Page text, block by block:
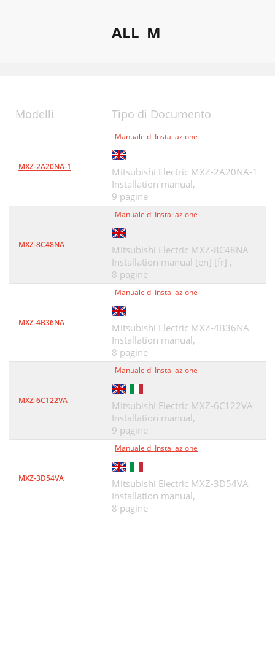
ALL M
Modelli Tipo di Documento
MXZ-2A20NA-1
Manuale di Installazione
Mitsubishi Electric MXZ-2A20NA-1
Installation manual,
9 pagine
MXZ-8C48NA
Manuale di Installazione
Mitsubishi Electric MXZ-8C48NA
Installation manual [en] [fr] ,
8 pagine
MXZ-4B36NA
Manuale di Installazione
Mitsubishi Electric MXZ-4B36NA
Installation manual,
8 pagine
MXZ-6C122VA
Manuale di Installazione
Mitsubishi Electric MXZ-6C122VA
Installation manual,
9 pagine
MXZ-3D54VA
Manuale di Installazione
Mitsubishi Electric MXZ-3D54VA
Installation manual,
8 pagine